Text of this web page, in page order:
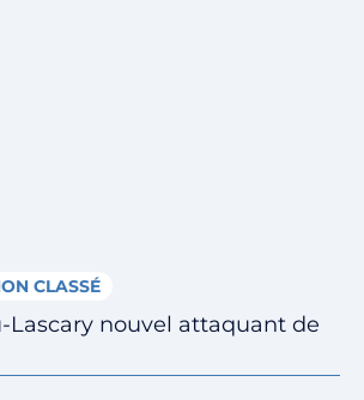
CLASSÉ
Lascary nouvel attaquant de